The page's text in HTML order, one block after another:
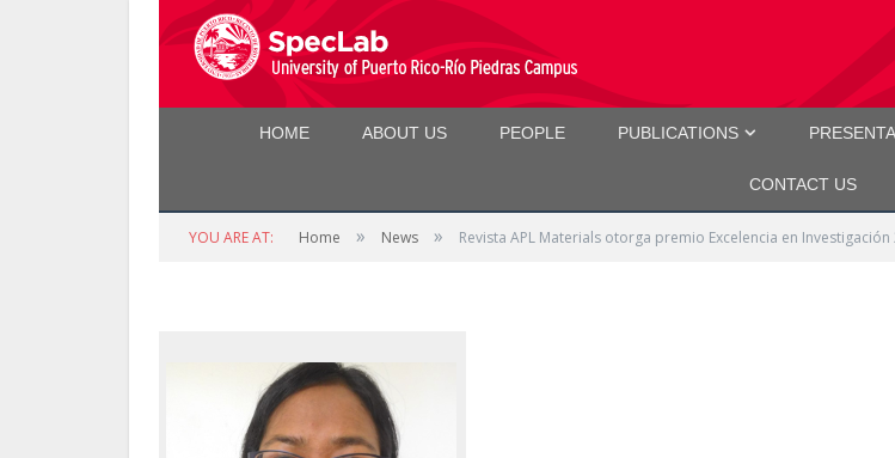
HOME ABOUT US PEOPLE PUBLICATIONS
CONTACT US
YOU ARE AT: Home » News » Revista APL Materials otorga premio Excelencia en